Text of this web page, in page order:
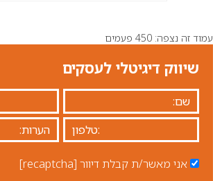
עמוד זה נצפה: 450 פעמים
שיווק דיגיטלי לעסקים
אני מאשר/ת קבלת דיוור [recaptcha]